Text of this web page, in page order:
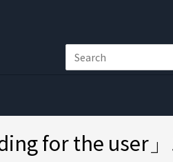
for the user